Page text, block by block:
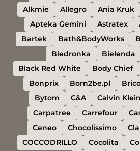
Alkmie
Allegro Ania Kruk
Apteka Gemini
Astratex
Bartek
Bath&BodyWorks
Biedronka
Bielenda
Black Red White
Body Chief
Bonprix
Born2be.pl
Bytom
C&A Calvin Klein
Carpatree
Carrefour
Ceneo
Chocolissimo
COCCODRILLO
Cocolita